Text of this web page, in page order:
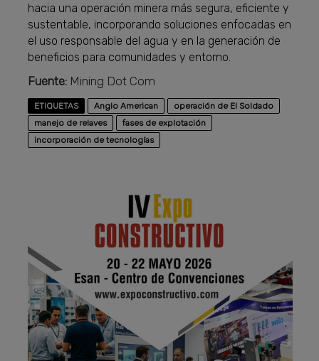
hacia una operación minera más segura, eficiente y
sustentable, incorporando soluciones enfocadas en
el uso responsable del agua y en la generación de
beneficios para comunidades y entorno.
Fuente: Mining Dot Com
ETIQUETAS Anglo American
operación de El Soldado
manejo de relaves
fases de explotación
incorporación de tecnologías